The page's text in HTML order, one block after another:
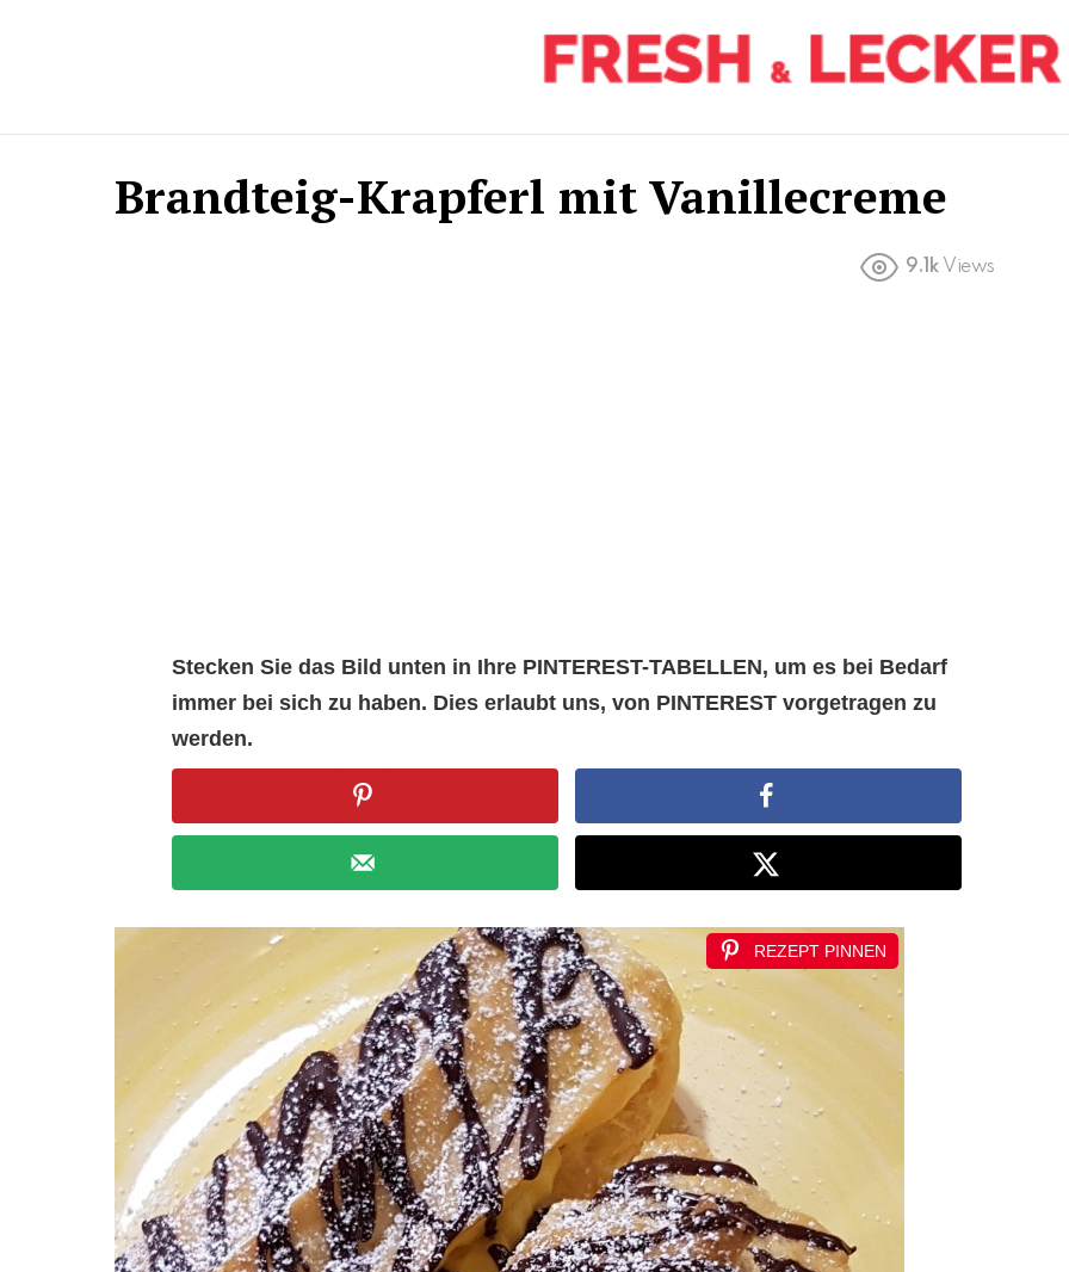
Brandteig-Krapferl mit Vanillecreme
9.1k Views
Stecken Sie das Bild unten in Ihre PINTEREST-TABELLEN, um es bei Bedarf
immer bei sich zu haben. Dies erlaubt uns, von PINTEREST vorgetragen zu
werden.
REZEPT PINNEN